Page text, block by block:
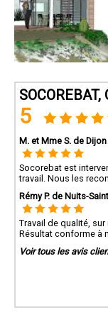
5
M. et Mme S. de Dijon
Socorebat est
travail. Nous les
Rémy P. de Nuits-
Travail de qualité,
Résultat conforme à
Voir tous les avis